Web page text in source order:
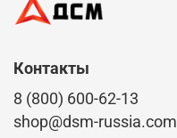
Контакты
8 (800) 600-62-13
shop@dsm-russia.com